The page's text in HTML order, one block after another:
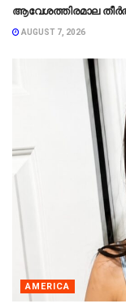
ആവേശത്തിരമാല
AUGUST 7, 2026
AMERICA